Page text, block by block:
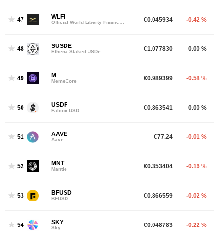
47 WLFI
Official World Liberty Financial €0.045934 -0.42 %
48 SUSDE
Ethena Staked USDe €1.077830 0.00 %
49 M
MemeCore €0.989399 -0.58 %
50 USDF
Falcon USD €0.863541 0.00 %
51 AAVE
Aave €77.24 -0.01 %
52 MNT
Mantle €0.353404 -0.16 %
53 BFUSD
BFUSD €0.866559 -0.02 %
54 SKY
Sky €0.048783 -0.22 %